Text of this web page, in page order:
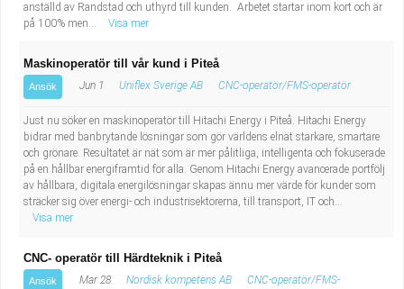
anställd av Randstad och uthyrd till kunden. Arbetet startar inom kort och är
på 100% men...
Visa mer
Maskinoperatör till vår kund i Piteå
Ansök Jun 1 Uniflex Sverige AB CNC-operatör/FMS-operatör
Just nu söker en maskinoperatör till Hitachi Energy i Piteå. Hitachi Energy
bidrar med banbrytande lösningar som gör världens elnät starkare, smartare
och grönare. Resultatet är nät som är mer pålitliga, intelligenta och fokuserade
på en hållbar energiframtid för alla. Genom Hitachi Energy avancerade portfölj
av hållbara, digitala energilösningar skapas ännu mer värde för kunder som
sträcker sig över energi- och industrisektorerna, till transport, IT och...
Visa mer
CNC- operatör till Härdteknik i Piteå
Ansök Mar 28 Nordisk kompetens AB CNC-operatör/FMS-